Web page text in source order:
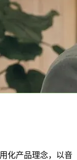
化产品理念，以音